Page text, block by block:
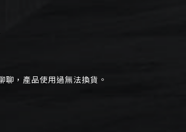
，產品使用過無法換貨。